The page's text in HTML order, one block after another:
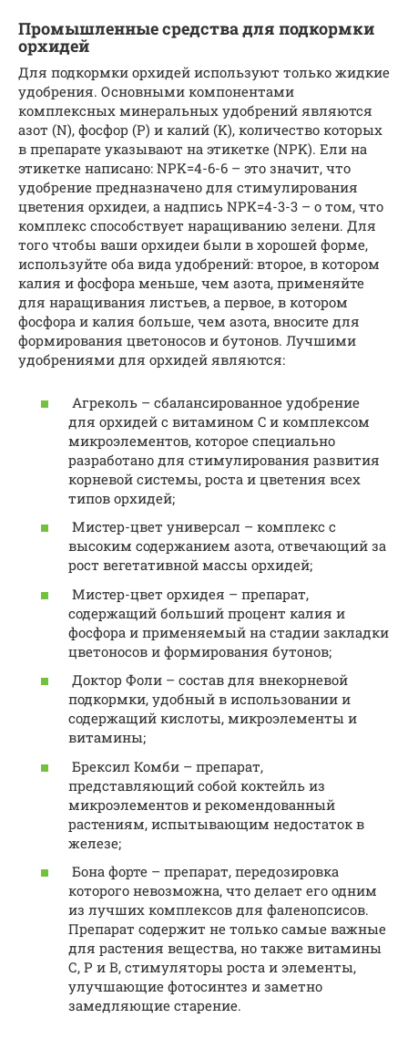
Промышленные средства для подкормки
орхидей
Для подкормки орхидей используют только жидкие
удобрения. Основными компонентами
комплексных минеральных удобрений являются
азот (N), фосфор (P) и калий (K), количество которых
в препарате указывают на этикетке (NPK). Ели на
этикетке написано: NPK=4-6-6 – это значит, что
удобрение предназначено для стимулирования
цветения орхидеи, а надпись NPK=4-3-3 – о том, что
комплекс способствует наращиванию зелени. Для
того чтобы ваши орхидеи были в хорошей форме,
используйте оба вида удобрений: второе, в котором
калия и фосфора меньше, чем азота, применяйте
для наращивания листьев, а первое, в котором
фосфора и калия больше, чем азота, вносите для
формирования цветоносов и бутонов. Лучшими
удобрениями для орхидей являются:
Агреколь – сбалансированное удобрение
для орхидей с витамином C и комплексом
микроэлементов, которое специально
разработано для стимулирования развития
корневой системы, роста и цветения всех
типов орхидей;
Мистер-цвет универсал – комплекс с
высоким содержанием азота, отвечающий за
рост вегетативной массы орхидей;
Мистер-цвет орхидея – препарат,
содержащий больший процент калия и
фосфора и применяемый на стадии закладки
цветоносов и формирования бутонов;
Доктор Фоли – состав для внекорневой
подкормки, удобный в использовании и
содержащий кислоты, микроэлементы и
витамины;
Брексил Комби – препарат,
представляющий собой коктейль из
микроэлементов и рекомендованный
растениям, испытывающим недостаток в
железе;
Бона форте – препарат, передозировка
которого невозможна, что делает его одним
из лучших комплексов для фаленопсисов.
Препарат содержит не только самые важные
для растения вещества, но также витамины
С, P и B, стимуляторы роста и элементы,
улучшающие фотосинтез и заметно
замедляющие старение.